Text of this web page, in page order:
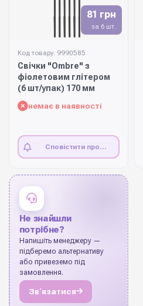
81 грн
за 6 шт.
Код товару: 9990585
Свічки "Ombre" з
фіолетовим глітером
(6 шт/упак) 170 мм
немає в наявності
Сповістити про
Не знайшли
потрібне?
Напишіть менеджеру —
підберемо альтернативу
або привеземо під
замовлення.
Звʼязатися